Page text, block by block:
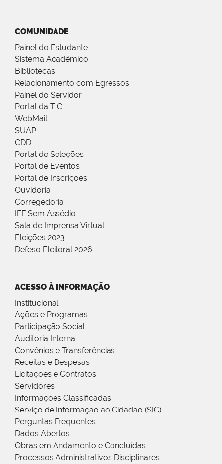
COMUNIDADE
Painel do Estudante
Sistema Acadêmico
Bibliotecas
Relacionamento com Egressos
Painel do Servidor
Portal da TIC
WebMail
SUAP
CDD
Portal de Seleções
Portal de Eventos
Portal de Inscrições
Ouvidoria
Corregedoria
IFF Sem Assédio
Sala de Imprensa Virtual
Eleições 2023
Defeso Eleitoral 2026
ACESSO À INFORMAÇÃO
Institucional
Ações e Programas
Participação Social
Auditoria Interna
Convênios e Transferências
Receitas e Despesas
Licitações e Contratos
Servidores
Informações Classificadas
Serviço de Informação ao Cidadão (SIC)
Perguntas Frequentes
Dados Abertos
Obras em Andamento e Concluídas
Processos Administrativos Disciplinares